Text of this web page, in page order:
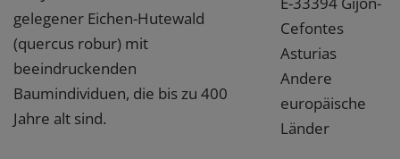
gelegener Eichen-Hutewald
(quercus robur) mit
beeindruckenden
Baumindividuen, die bis zu 400
Jahre alt sind.
Cefontes
Asturias
Andere
europäische
Länder